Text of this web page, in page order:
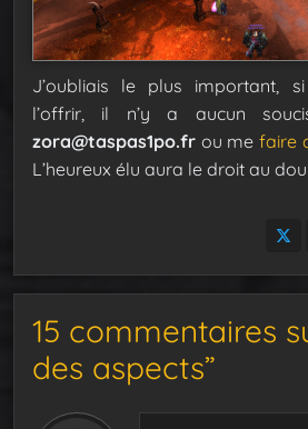
J’oubliais le plus important,
l’offrir, il n’y a aucun
zora@taspas1po.fr ou me faire
L’heureux élu aura le droit au
15 commentaires
des aspects”